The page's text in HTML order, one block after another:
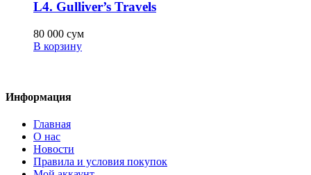
L4. Gulliver’s Travels
80 000 сум
В корзину
Информация
Главная
О нас
Новости
Правила и условия покупок